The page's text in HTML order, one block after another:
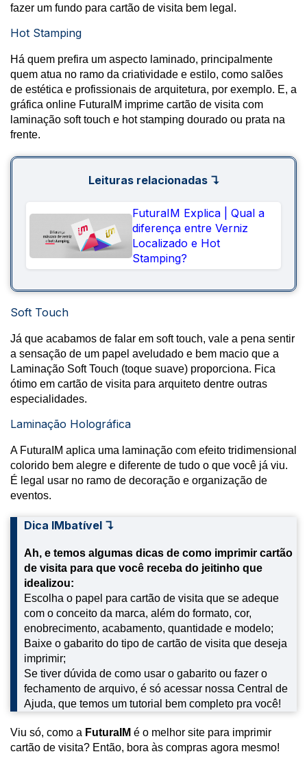
fazer um fundo para cartão de visita bem legal.
Hot Stamping
Há quem prefira um aspecto laminado, principalmente
quem atua no ramo da criatividade e estilo, como salões
de estética e profissionais de arquitetura, por exemplo. E, a
gráfica online FuturaIM imprime cartão de visita com
laminação soft touch e hot stamping dourado ou prata na
frente.
Leituras relacionadas ↴
FuturaIM Explica | Qual a
diferença entre Verniz
Localizado e Hot
Stamping?
Soft Touch
Já que acabamos de falar em soft touch, vale a pena sentir
a sensação de um papel aveludado e bem macio que a
Laminação Soft Touch (toque suave) proporciona. Fica
ótimo em cartão de visita para arquiteto dentre outras
especialidades.
Laminação Holográfica
A FuturaIM aplica uma laminação com efeito tridimensional
colorido bem alegre e diferente de tudo o que você já viu.
É legal usar no ramo de decoração e organização de
eventos.
Dica IMbatível ↴
Ah, e temos algumas dicas de como imprimir cartão
de visita para que você receba do jeitinho que
idealizou:
Escolha o papel para cartão de visita que se adeque
com o conceito da marca, além do formato, cor,
enobrecimento, acabamento, quantidade e modelo;
Baixe o gabarito do tipo de cartão de visita que deseja
imprimir;
Se tiver dúvida de como usar o gabarito ou fazer o
fechamento de arquivo, é só acessar nossa Central de
Ajuda, que temos um tutorial bem completo pra você!
Viu só, como a FuturaIM é o melhor site para imprimir
cartão de visita? Então, bora às compras agora mesmo!